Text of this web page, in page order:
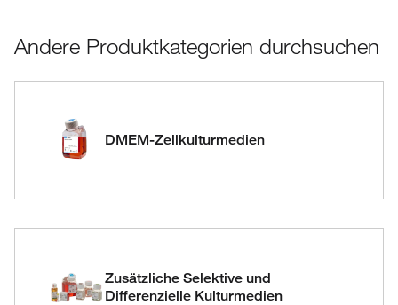
Andere Produktkategorien durchsuchen
DMEM-Zellkulturmedien
Zusätzliche Selektive und
Differenzielle Kulturmedien